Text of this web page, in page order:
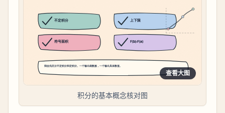
查看大图
积分的基本概念核对图